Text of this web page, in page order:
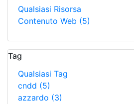
Qualsiasi Risorsa
Contenuto Web (5)
Tag
Qualsiasi Tag
cndd (5)
azzardo (3)